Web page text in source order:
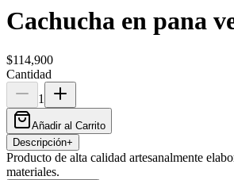
Cachucha en pana
$114,900
Cantidad
1
Añadir al Carrito
Descripción+
Producto de alta calidad artesanalmente
materiales.